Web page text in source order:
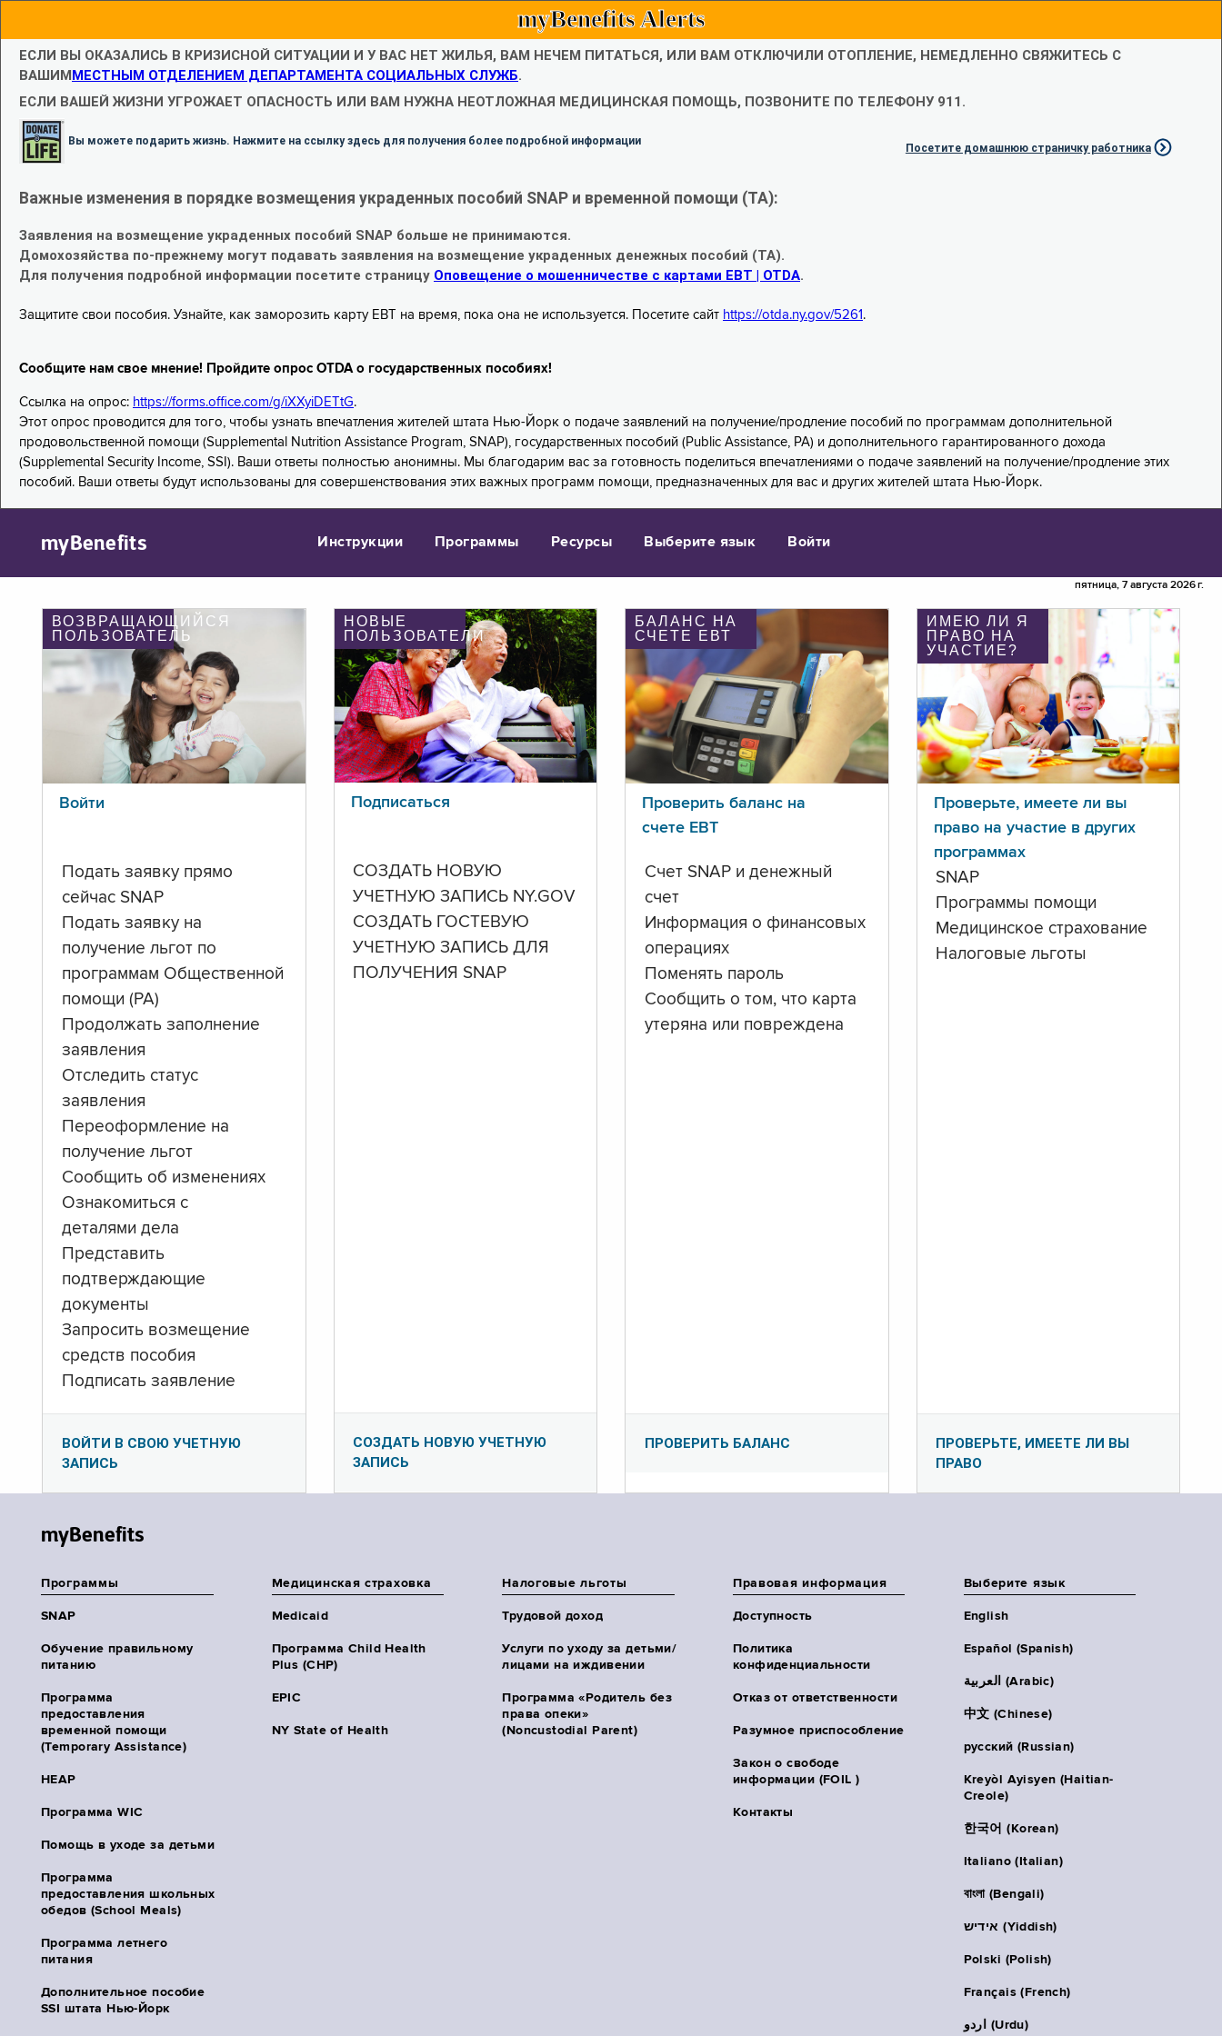
myBenefits Alerts
ЕСЛИ ВЫ ОКАЗАЛИСЬ В КРИЗИСНОЙ СИТУАЦИИ И У ВАС НЕТ ЖИЛЬЯ, ВАМ НЕЧЕМ ПИТАТЬСЯ, ИЛИ ВАМ ОТКЛЮЧИЛИ ОТОПЛЕНИЕ, НЕМЕДЛЕННО СВЯЖИТЕСЬ С
ВАШИММЕСТНЫМ ОТДЕЛЕНИЕМ ДЕПАРТАМЕНТА СОЦИАЛЬНЫХ СЛУЖБ.
ЕСЛИ ВАШЕЙ ЖИЗНИ УГРОЖАЕТ ОПАСНОСТЬ ИЛИ ВАМ НУЖНА НЕОТЛОЖНАЯ МЕДИЦИНСКАЯ ПОМОЩЬ, ПОЗВОНИТЕ ПО ТЕЛЕФОНУ 911.
Вы можете подарить жизнь. Нажмите на ссылку здесь для получения более подробной информации
Посетите домашнюю страничку работника
Важные изменения в порядке возмещения украденных пособий SNAP и временной помощи (TA):
Заявления на возмещение украденных пособий SNAP больше не принимаются.
Домохозяйства по-прежнему могут подавать заявления на возмещение украденных денежных пособий (TA).
Для получения подробной информации посетите страницу Оповещение о мошенничестве с картами EBT | OTDA.
Защитите свои пособия. Узнайте, как заморозить карту EBT на время, пока она не используется. Посетите сайт https://otda.ny.gov/5261 .
Сообщите нам свое мнение! Пройдите опрос OTDA о государственных пособиях!
Ссылка на опрос: https://forms.office.com/g/iXXyiDETtG.
Этот опрос проводится для того, чтобы узнать впечатления жителей штата Нью-Йорк о подаче заявлений на получение/продление пособий по программам дополнительной
продовольственной помощи (Supplemental Nutrition Assistance Program, SNAP), государственных пособий (Public Assistance, PA) и дополнительного гарантированного дохода
(Supplemental Security Income, SSI). Ваши ответы полностью анонимны. Мы благодарим вас за готовность поделиться впечатлениями о подаче заявлений на получение/продление этих
пособий. Ваши ответы будут использованы для совершенствования этих важных программ помощи, предназначенных для вас и других жителей штата Нью-Йорк.
myBenefits Инструкции Программы Ресурсы Выберите язык Войти
пятница, 7 августа 2026 г.
ВОЗВРАЩАЮЩИЙСЯ
ПОЛЬЗОВАТЕЛЬ
Войти
Подать заявку прямо
сейчас SNAP
Подать заявку на
получение льгот по
программам Общественной
помощи (PA)
Продолжать заполнение
заявления
Отследить статус
заявления
Переоформление на
получение льгот
Сообщить об изменениях
Ознакомиться с
деталями дела
Представить
подтверждающие
документы
Запросить возмещение
средств пособия
Подписать заявление
ВОЙТИ В СВОЮ УЧЕТНУЮ
ЗАПИСЬ
НОВЫЕ
ПОЛЬЗОВАТЕЛИ
Подписаться
СОЗДАТЬ НОВУЮ
УЧЕТНУЮ ЗАПИСЬ NY.GOV
СОЗДАТЬ ГОСТЕВУЮ
УЧЕТНУЮ ЗАПИСЬ ДЛЯ
ПОЛУЧЕНИЯ SNAP
СОЗДАТЬ НОВУЮ УЧЕТНУЮ
ЗАПИСЬ
БАЛАНС НА
СЧЕТЕ ЕВТ
Проверить баланс на
счете ЕВТ
Счет SNAP и денежный
счет
Информация о финансовых
операциях
Поменять пароль
Сообщить о том, что карта
утеряна или повреждена
ПРОВЕРИТЬ БАЛАНС
ИМЕЮ ЛИ Я
ПРАВО НА
УЧАСТИЕ?
Проверьте, имеете ли вы
право на участие в других
программах
SNAP
Программы помощи
Медицинское страхование
Налоговые льготы
ПРОВЕРЬТЕ, ИМЕЕТЕ ЛИ ВЫ
ПРАВО
myBenefits
Программы
SNAP
Обучение правильному
питанию
Программа
предоставления
временной помощи
(Temporary Assistance)
HEAP
Программа WIC
Помощь в уходе за детьми
Программа
предоставления школьных
обедов (School Meals)
Программа летнего
питания
Дополнительное пособие
SSI штата Нью-Йорк
Медицинская страховка
Medicaid
Программа Child Health
Plus (CHP)
EPIC
NY State of Health
Налоговые льготы
Трудовой доход
Услуги по уходу за детьми/
лицами на иждивении
Программа «Родитель без
права опеки»
(Noncustodial Parent)
Правовая информация
Доступность
Политика
конфиденциальности
Отказ от ответственности
Разумное приспособление
Закон о свободе
информации (FOIL )
Контакты
Выберите язык
English
Español (Spanish)
العربية (Arabic)
中文 (Chinese)
русский (Russian)
Kreyòl Ayisyen (Haitian-
Creole)
한국어 (Korean)
Italiano (Italian)
বাংলা (Bengali)
אידיש (Yiddish)
Polski (Polish)
Français (French)
اردو (Urdu)